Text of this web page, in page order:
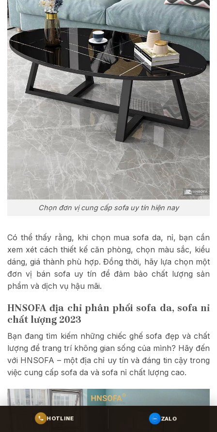
Chọn đơn vị cung cấp sofa uy tín hiện nay
Có thể thấy rằng, khi chọn mua sofa da, nỉ, bạn cần
xem xét cách thiết kế căn phòng, chọn màu sắc, kiểu
dáng, giá thành phù hợp. Đồng thời, hãy lựa chọn một
đơn vị bán sofa uy tín để đảm bảo chất lượng sản
phẩm và dịch vụ hậu mãi.
HNSOFA địa chỉ phân phối sofa da, sofa nỉ
chất lượng 2023
Bạn đang tìm kiếm những chiếc ghế sofa đẹp và chất
lượng để trang trí không gian sống của mình? Hãy đến
với HNSOFA – một địa chỉ uy tín và đáng tin cậy trong
việc cung cấp sofa da và sofa nỉ chất lượng cao.
HOTLINE ZALO